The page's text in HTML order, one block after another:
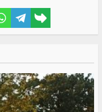
WhatsAppTelegram
link